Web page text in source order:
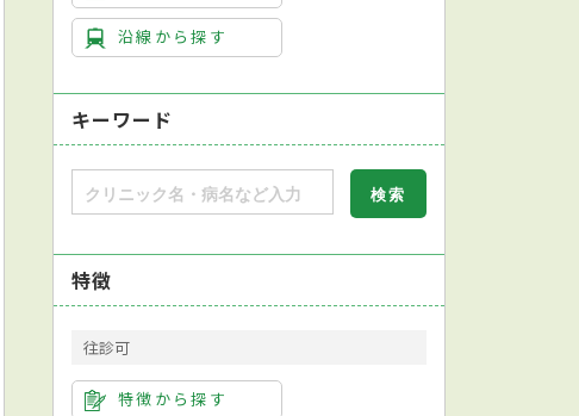
クレジットカード対応 モバイル決済対応 日本耳鼻咽喉科学会耳鼻咽喉科専
インプラント治療 ホワイトニング 訪問歯科診療 裏側矯正
レントゲン検査
沿線から探す
キーワード
特徴
往診可
特徴から探す